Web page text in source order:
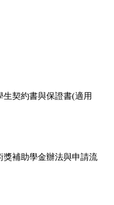
契約書與保證書(適用
獎補助學金辦法與申請流